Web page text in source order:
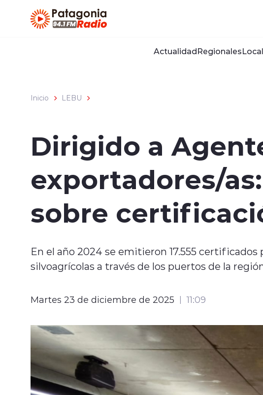
ActualidadRegionalesLocal
Inicio LEBU
Dirigido a
exportadores/
sobre
En el año 2024 se emitieron 17.555
silvoagrícolas a través de los puertos de la
Martes 23 de diciembre de 2025 11:09